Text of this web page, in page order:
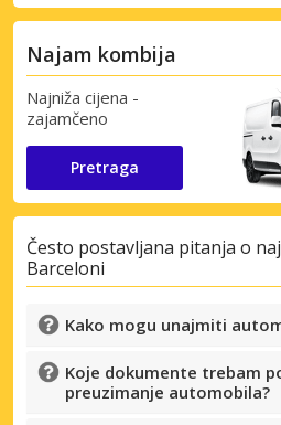
Najam kombija
Najniža cijena -
zajamčeno
Pretraga
Često postavljana pitanja o
Barceloni
Kako mogu unajmiti
Koje dokumente trebam
preuzimanje automobila?
Posebni popusti
Pristupite ekskluzivnim
dobavljača
Prijava